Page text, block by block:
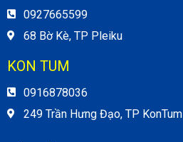
0927665599
68 Bờ Kè, TP Pleiku
KON TUM
0916878036
249 Trần Hưng Đạo, TP KonTum